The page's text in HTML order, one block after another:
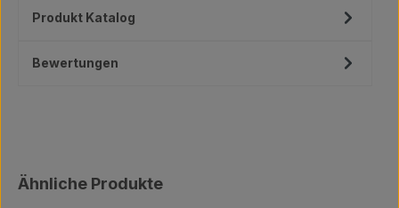
Produkt Katalog
Bewertungen
Produktgalerie überspringen
Ähnliche Produkte